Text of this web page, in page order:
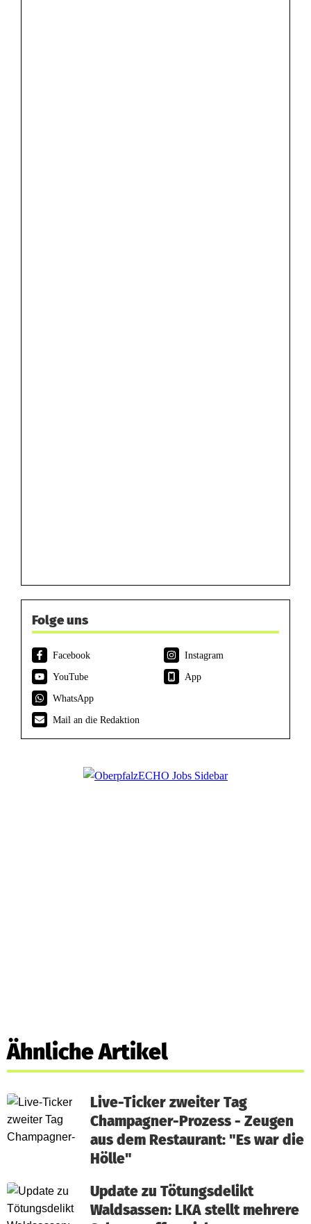
Folge uns
Facebook
Instagram
YouTube
App
WhatsApp
Mail an die Redaktion
Ähnliche Artikel
Live-Ticker zweiter Tag
Champagner-Prozess - Zeugen
aus dem Restaurant: "Es war die
Hölle"
Update zu Tötungsdelikt
Waldsassen: LKA stellt mehrere